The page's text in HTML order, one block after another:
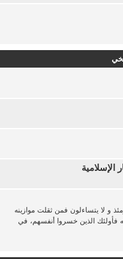
الإسلامية
و لا يتساءلون فمن ثقلت موازينه
فأولئك الذين خسروا أنفسهم، في